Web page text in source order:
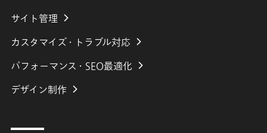
サイト管理
カスタマイズ・トラブル対応
パフォーマンス・SEO最適化
デザイン制作